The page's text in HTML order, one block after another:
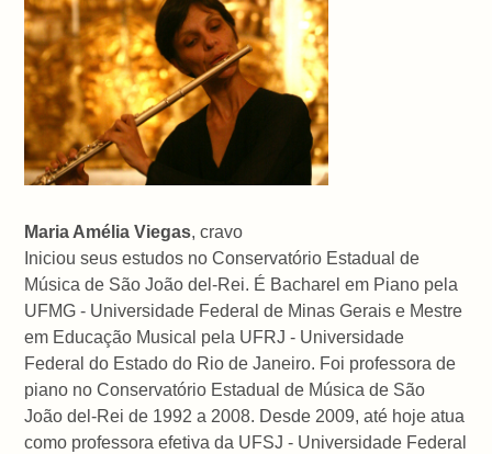
Maria Amélia Viegas, cravo
Iniciou seus estudos no Conservatório Estadual de
Música de São João del-Rei. É Bacharel em Piano pela
UFMG - Universidade Federal de Minas Gerais e Mestre
em Educação Musical pela UFRJ - Universidade
Federal do Estado do Rio de Janeiro. Foi professora de
piano no Conservatório Estadual de Música de São
João del-Rei de 1992 a 2008. Desde 2009, até hoje atua
como professora efetiva da UFSJ - Universidade Federal